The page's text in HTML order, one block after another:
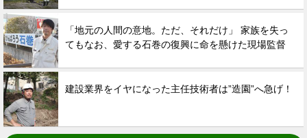
「地元の人間の意地。ただ、それだけ」 家族を失っ
てもなお、愛する石巻の復興に命を懸けた現場監督
建設業界をイヤになった主任技術者は”造園”へ急げ！